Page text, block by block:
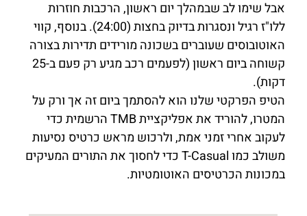
אבל שימו לב שבמהלך יום ראשון, הרכבות חוזרות
ללו"ז רגיל ונסגרות בדיוק בחצות (24:00). בנוסף, קווי
האוטובוסים שעוברים בשכונה מורידים תדירות בצורה
קשוחה ביום ראשון (לפעמים רכב מגיע רק פעם ב-25
דקות).
הטיפ הפרקטי שלנו הוא להסתמך ביום זה אך ורק על
המטרו, להוריד את אפליקציית TMB הרשמית כדי
לעקוב אחרי זמני אמת, ולרכוש מראש כרטיס נסיעות
משולב כמו T-Casual כדי לחסוך את התורים המעיקים
במכונות הכרטיסים האוטומטיות.